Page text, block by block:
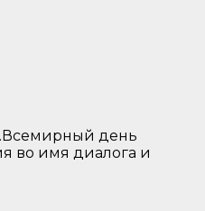
день
во имя диалога и